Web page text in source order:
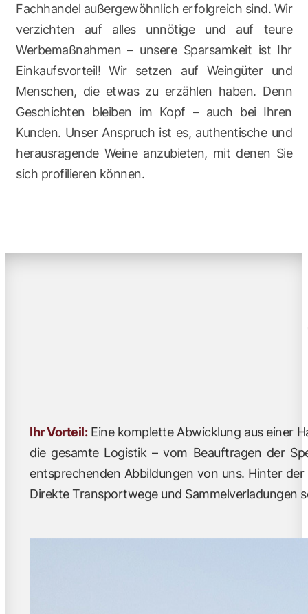
Fachhandel außergewöhnlich erfolgreich sind. Wir
verzichten auf alles unnötige und auf teure
Werbemaßnahmen – unsere Sparsamkeit ist Ihr
Einkaufsvorteil! Wir setzen auf Weingüter und
Menschen, die etwas zu erzählen haben. Denn
Geschichten bleiben im Kopf – auch bei Ihren
Kunden. Unser Anspruch ist es, authentische und
herausragende Weine anzubieten, mit denen Sie
sich profilieren können.
Ihr Vorteil:Eine komplette Abwicklung aus einer
die gesamte Logistik – vom Beauftragen der
entsprechenden Abbildungen von uns. Hinter
Direkte Transportwege und Sammelverladungen